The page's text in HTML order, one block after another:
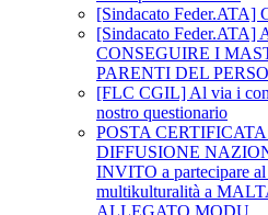
[Sindacato
[Sindacato
CONSEGUIRE I
PARENTI DEL
[FLC CGIL] Al via i
nostro questionario
POSTA
DIFFUSIONE
INVITO a partecipare
multikulturalità a